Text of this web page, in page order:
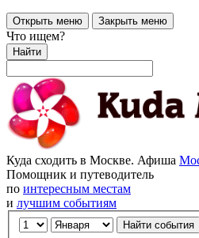
Открыть меню Закрыть меню
Что ищем?
Найти
Куда сходить в Москве. Афиша
Помощник и путеводитель
по интересным местам
и лучшим событиям